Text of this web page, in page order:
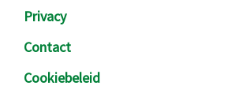
Privacy
Contact
Cookiebeleid